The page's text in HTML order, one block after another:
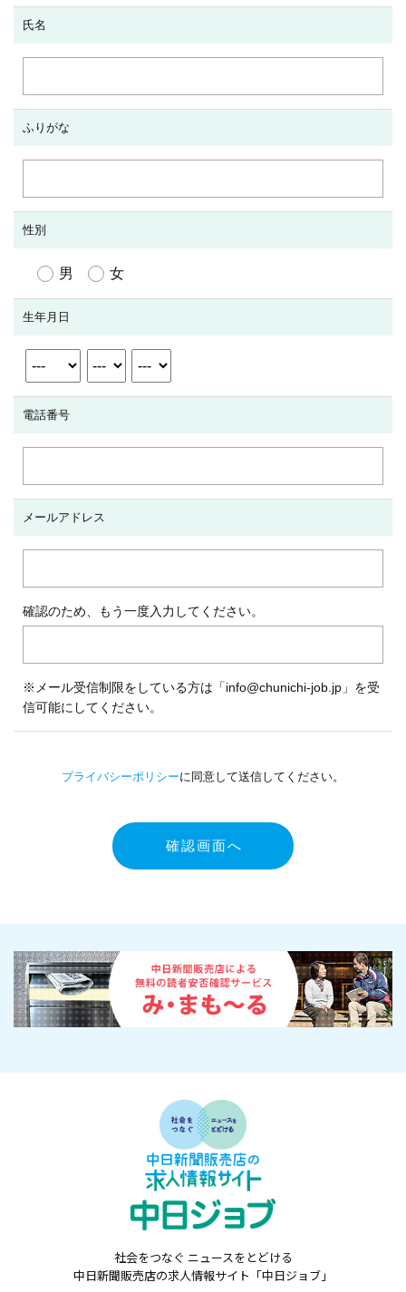
氏名
ふりがな
性別
男 女
生年月日
電話番号
メールアドレス
確認のため、もう一度入力してください。
※メール受信制限をしている方は「info@chunichi-job.jp」を受
信可能にしてください。
プライバシーポリシーに同意して送信してください。
確認画面へ
社会をつなぐ ニュースをとどける
中日新聞販売店の求人情報サイト「中日ジョブ」